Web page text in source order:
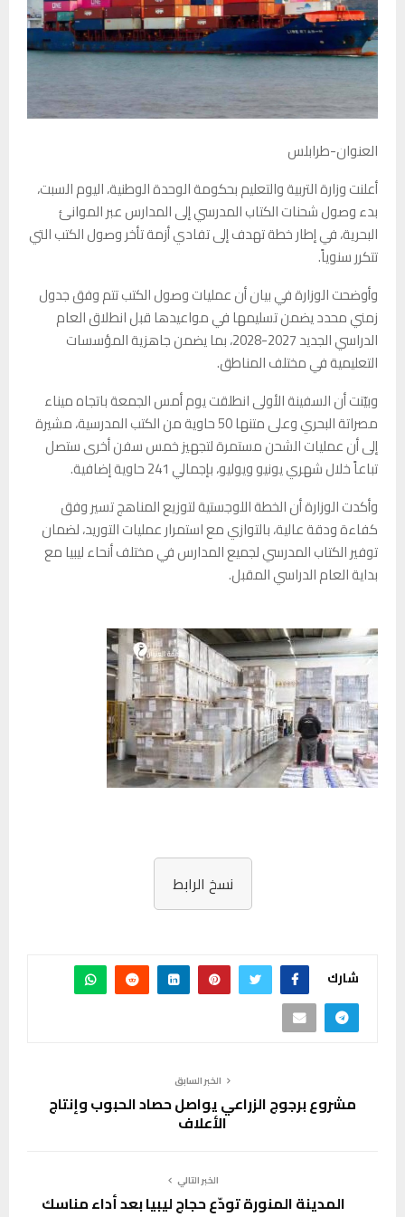
العنوان-طرابلس
أعلنت وزارة التربية والتعليم بحكومة الوحدة الوطنية، اليوم السبت،
بدء وصول شحنات الكتاب المدرسي إلى المدارس عبر الموانئ
البحرية، في إطار خطة تهدف إلى تفادي أزمة تأخر وصول الكتب التي
تتكرر سنوياً.
وأوضحت الوزارة في بيان أن عمليات وصول الكتب تتم وفق جدول
زمني محدد يضمن تسليمها في مواعيدها قبل انطلاق العام
الدراسي الجديد 2027-2028، بما يضمن جاهزية المؤسسات
التعليمية في مختلف المناطق.
وبيّنت أن السفينة الأولى انطلقت يوم أمس الجمعة باتجاه ميناء
مصراتة البحري وعلى متنها 50 حاوية من الكتب المدرسية، مشيرة
إلى أن عمليات الشحن مستمرة لتجهيز خمس سفن أخرى ستصل
تباعاً خلال شهري يونيو ويوليو، بإجمالي 241 حاوية إضافية.
وأكدت الوزارة أن الخطة اللوجستية لتوزيع المناهج تسير وفق
كفاءة ودقة عالية، بالتوازي مع استمرار عمليات التوريد، لضمان
توفير الكتاب المدرسي لجميع المدارس في مختلف أنحاء ليبيا مع
بداية العام الدراسي المقبل.
نسخ الرابط
شارك
الخبر السابق
مشروع برجوج الزراعي يواصل حصاد الحبوب وإنتاج
الأعلاف
الخبر التالي
المدينة المنورة تودّع حجاج ليبيا بعد أداء مناسك